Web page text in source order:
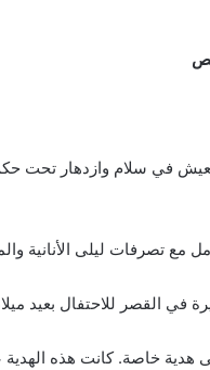
في سلام وازدهار تحت
مع تصرفات ليلى الأنانية
في القصر للاحتفال بعيد
هدية خاصة. كانت هذه